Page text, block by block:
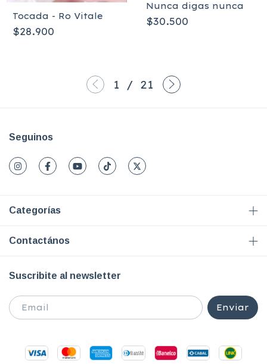
Tocada - Ro Vitale
$28.900
Nunca digas nunca
$30.500
1 / 21
Seguinos
Categorías
Contactános
Suscribite al newsletter